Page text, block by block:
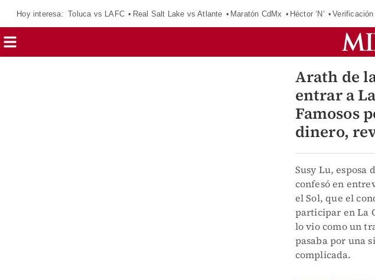
Hoy interesa: Toluca vs LAFC Real Salt Lake vs Atlante Maratón CdMx Héctor ‘N’
Arath de
entrar a
Famosos
dinero,
Susy Lu, esposa
confesó en
el Sol, que el
participar en La
lo vio como un
pasaba por una
complicada.